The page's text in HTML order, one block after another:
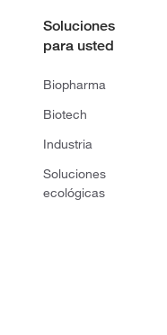
Soluciones
para usted
Biopharma
Biotech
Industria
Soluciones
ecológicas